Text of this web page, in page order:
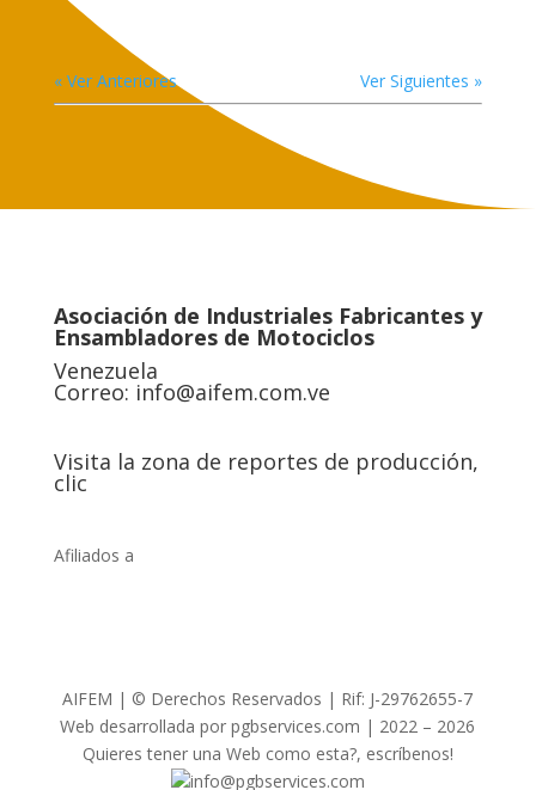
« Ver Anteriores Ver Siguientes »
Asociación de Industriales Fabricantes y
Ensambladores de Motociclos
Venezuela
Correo: info@aifem.com.ve
Visita la zona de reportes de producción,
clic
Afiliados a
AIFEM | © Derechos Reservados | Rif: J-29762655-7
Web desarrollada por pgbservices.com | 2022 – 2026
Quieres tener una Web como esta?, escríbenos!
info@pgbservices.com